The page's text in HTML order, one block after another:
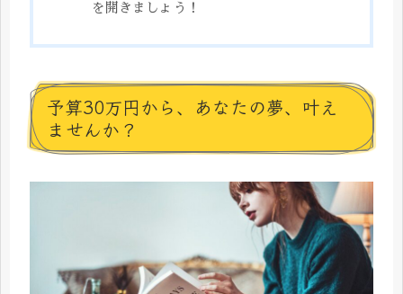
を開きましょう！
予算30万円から、あなたの夢、叶え
ませんか？